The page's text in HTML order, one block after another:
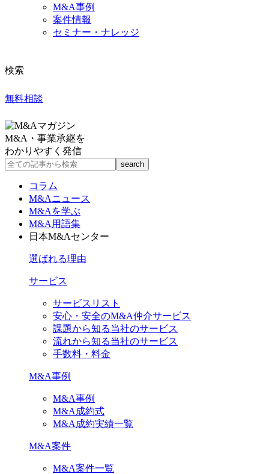
M&A事例
案件情報
セミナー・ナレッジ
検索
無料相談
M&A・事業承継を
わかりやすく発信
コラム
M&Aニュース
M&Aを学ぶ
M&A用語集
日本M&Aセンター
選ばれる理由
サービス
サービスリスト
安心・安全のM&A仲介サービス
課題から知る当社のサービス
流れから知る当社のサービス
手数料・料金
M&A事例
M&A事例
M&A成約式
M&A成約実績一覧
M&A案件
M&A案件一覧